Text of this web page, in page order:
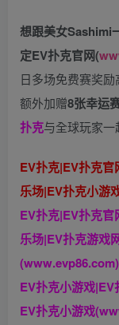
想跟美女Sashimi
定EV扑克官网(
日多场免费赛奖
额外加赠8张幸运
扑克与全球玩家一
EV扑克|EV扑克
乐场|EV扑克小
EV扑克|EV扑克
乐场|EV扑克游
(www.evp86.com)
EV扑克小游戏
EV扑克小游戏